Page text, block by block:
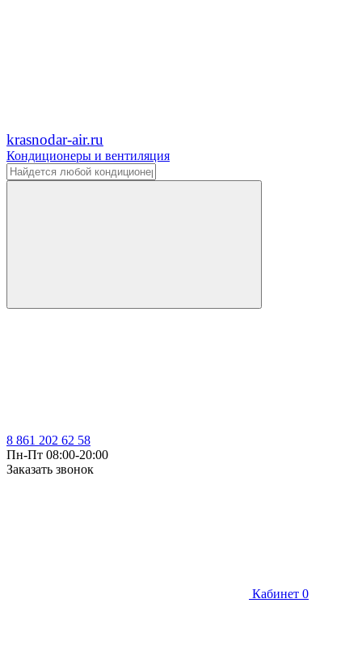
krasnodar-air.ru
Кондиционеры и вентиляция
8 861 202 62 58
Пн-Пт 08:00-20:00
Заказать звонок
Кабинет 0